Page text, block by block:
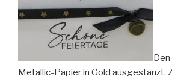
Den
Metallic-Papier in Gold ausgestanzt.